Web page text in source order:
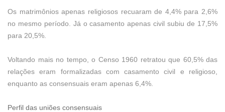
Os matrimônios apenas religiosos recuaram de 4,4% para 2,6%
no mesmo período. Já o casamento apenas civil subiu de 17,5%
para 20,5%.
Voltando mais no tempo, o Censo 1960 retratou que 60,5% das
relações eram formalizadas com casamento civil e religioso,
enquanto as consensuais eram apenas 6,4%.
Perfil das uniões consensuais